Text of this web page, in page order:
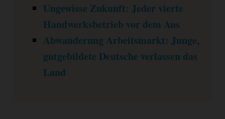
Ungewisse Zukunft: Jeder vierte
Handwerksbetrieb vor dem Aus
Abwanderung Arbeitsmarkt: Junge,
gutgebildete Deutsche verlassen das
Land